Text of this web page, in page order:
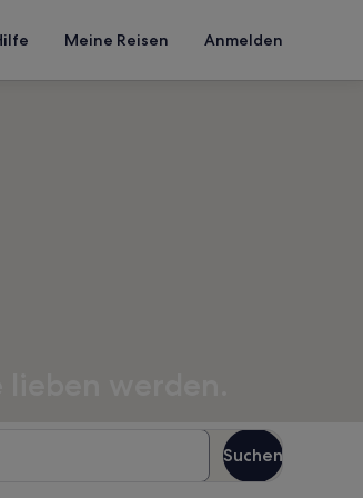
Meine Reisen Anmelden
Suchen